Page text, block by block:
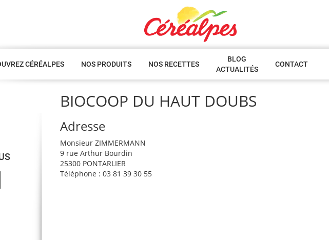
CÉRÉALPES NOS PRODUITS NOS RECETTES
BLOG
ACTUALITÉS
CONTACT
BIOCOOP DU HAUT DOUBS
Adresse
Monsieur ZIMMERMANN
9 rue Arthur Bourdin
25300 PONTARLIER
Téléphone : 03 81 39 30 55